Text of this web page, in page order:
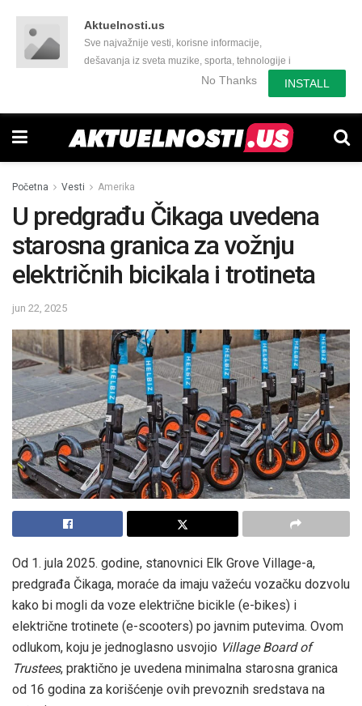
Aktuelnosti.us
Sve najvažnije vesti, korisne informacije,
dešavanja iz sveta muzike, sporta, tehnologije i
još mnogo toga zanimljivog.No Thanks INSTALL
Početna Vesti Amerika
U predgrađu Čikaga uvedena
starosna granica za vožnju
električnih bicikala i trotineta
jun 22, 2025
Od 1. jula 2025. godine, stanovnici Elk Grove Village-a,
predgrađa Čikaga, moraće da imaju važeću vozačku dozvolu
kako bi mogli da voze električne bicikle (e-bikes) i
električne trotinete (e-scooters) po javnim putevima. Ovom
odlukom, koju je jednoglasno usvojio Village Board of
Trustees, praktično je uvedena minimalna starosna granica
od 16 godina za korišćenje ovih prevoznih sredstava na